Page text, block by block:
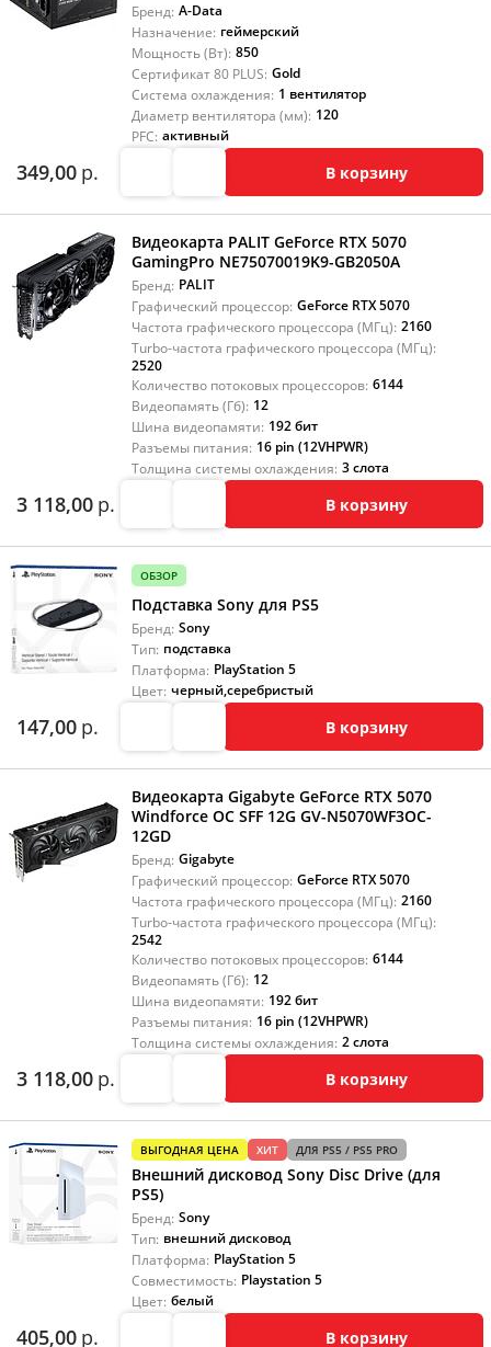
Бренд: A-Data
Назначение: геймерский
Мощность (Вт): 850
Сертификат 80 PLUS: Gold
Система охлаждения: 1 вентилятор
Диаметр вентилятора (мм): 120
PFC: активный
349,00 р. В корзину
Видеокарта PALIT GeForce RTX 5070
GamingPro NE75070019K9-GB2050A
Бренд: PALIT
Графический процессор: GeForce RTX 5070
Частота графического процессора (МГц): 2160
Turbo-частота графического процессора (МГц):
2520
Количество потоковых процессоров: 6144
Видеопамять (Гб): 12
Шина видеопамяти: 192 бит
Разъемы питания: 16 pin (12VHPWR)
Толщина системы охлаждения: 3 слота
3 118,00 р. В корзину
ОБЗОР
Подставка Sony для PS5
Бренд: Sony
Тип: подставка
Платформа: PlayStation 5
Цвет: черный,серебристый
147,00 р. В корзину
Видеокарта Gigabyte GeForce RTX 5070
Windforce OC SFF 12G GV-N5070WF3OC-
12GD
Бренд: Gigabyte
Графический процессор: GeForce RTX 5070
Частота графического процессора (МГц): 2160
Turbo-частота графического процессора (МГц):
2542
Количество потоковых процессоров: 6144
Видеопамять (Гб): 12
Шина видеопамяти: 192 бит
Разъемы питания: 16 pin (12VHPWR)
Толщина системы охлаждения: 2 слота
3 118,00 р. В корзину
ВЫГОДНАЯ ЦЕНА ХИТ ДЛЯ PS5 / PS5 PRO
Внешний дисковод Sony Disc Drive (для
PS5)
Бренд: Sony
Тип: внешний дисковод
Платформа: PlayStation 5
Совместимость: Playstation 5
Цвет: белый
405,00 р. В корзину